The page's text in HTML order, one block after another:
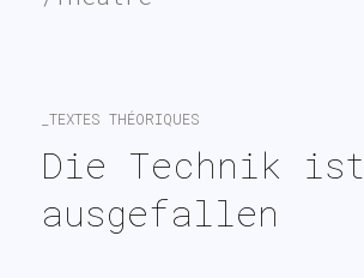
_TEXTES THÉORIQUES
Die Technik ist
ausgefallen